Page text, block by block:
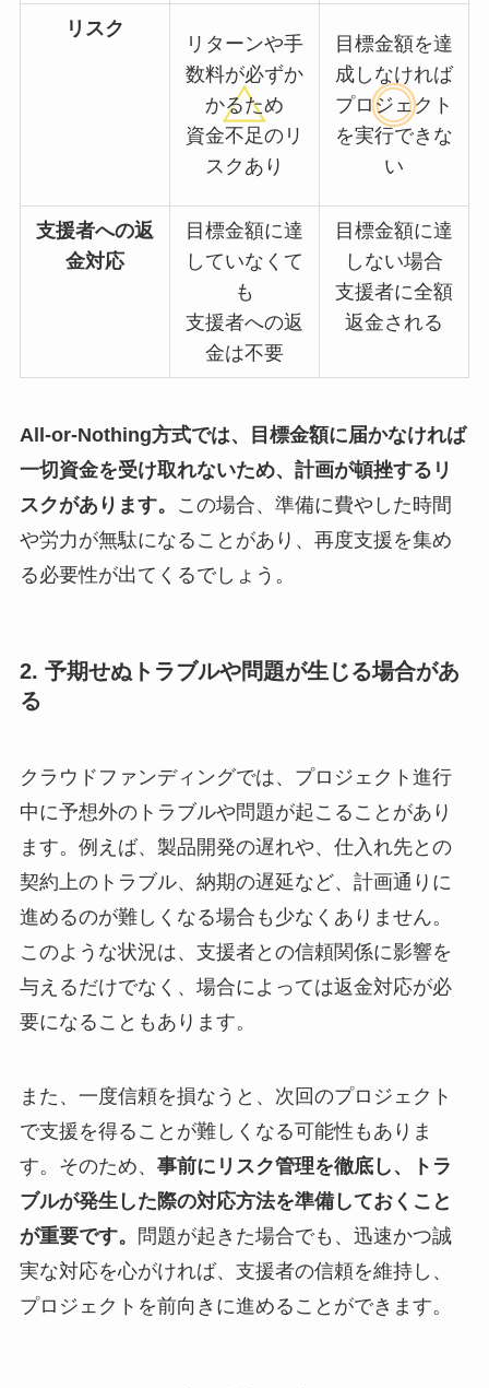
リスク
リターンや手
数料が必ずか
かるため
資金不足のリ
スクあり
目標金額を達
成しなければ
プロジェクト
を実行できな
い
支援者への返
金対応
目標金額に達
していなくて
も
支援者への返
金は不要
目標金額に達
しない場合
支援者に全額
返金される
All-or-Nothing方式では、目標金額に届かなければ
一切資金を受け取れないため、計画が頓挫するリ
スクがあります。
この場合、準備に費やした時間
や労力が無駄になることがあり、再度支援を集め
る必要性が出てくるでしょう。
2. 予期せぬトラブルや問題が生じる場合があ
る
クラウドファンディングでは、プロジェクト進行
中に予想外のトラブルや問題が起こることがあり
ます。例えば、製品開発の遅れや、仕入れ先との
契約上のトラブル、納期の遅延など、計画通りに
進めるのが難しくなる場合も少なくありません。
このような状況は、支援者との信頼関係に影響を
与えるだけでなく、場合によっては返金対応が必
要になることもあります。
また、一度信頼を損なうと、次回のプロジェクト
で支援を得ることが難しくなる可能性もありま
す。そのため、 事前にリスク管理を徹底し、トラ
ブルが発生した際の対応方法を準備しておくこと
が重要です。
問題が起きた場合でも、迅速かつ誠
実な対応を心がければ、支援者の信頼を維持し、
プロジェクトを前向きに進めることができます。